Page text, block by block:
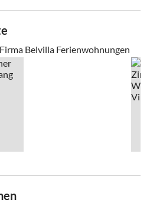
Belvilla Ferienwohnungen